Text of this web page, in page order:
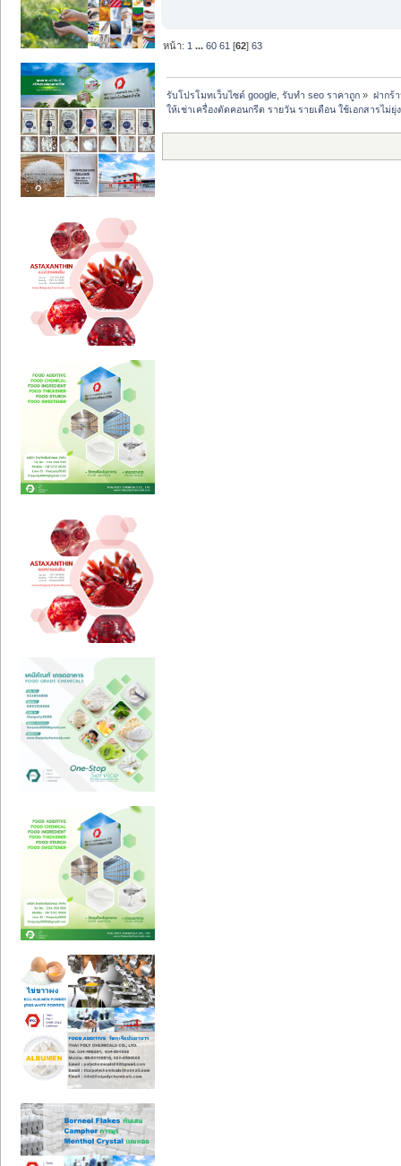
หน้า: 1 ...60 61 [62]63
รับโปรโมทเว็บไซต์ google, รับทำ seo ราคาถูก » ฝากร้
ให้เช่าเครื่องตัดคอนกรีต รายวัน รายเดือน ใช้เอกสารไม่ยุ่